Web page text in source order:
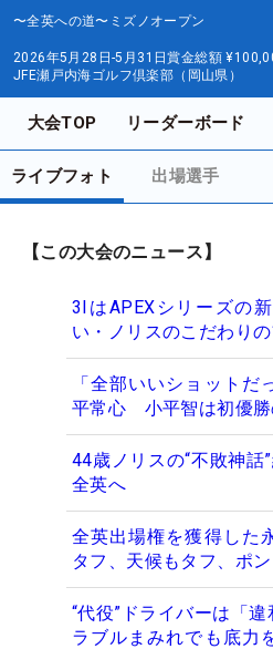
〜全英への道〜ミズノオープン
2026年5月28日-5月31日賞金総額
JFE瀬戸内海ゴルフ倶楽部（岡山県）
大会TOP リーダーボード
ライブフォト 出場選手
【この大会のニュース】
3IはAPEXシリーズの
い・ノリスのこだわり
「全部いいショットだ
平常心 小平智は初優勝
44歳ノリスの“不敗神
全英へ
全英出場権を獲得し
タフ、天候もタフ、ポン
“代役”ドライバーは「
ラブルまみれでも底力